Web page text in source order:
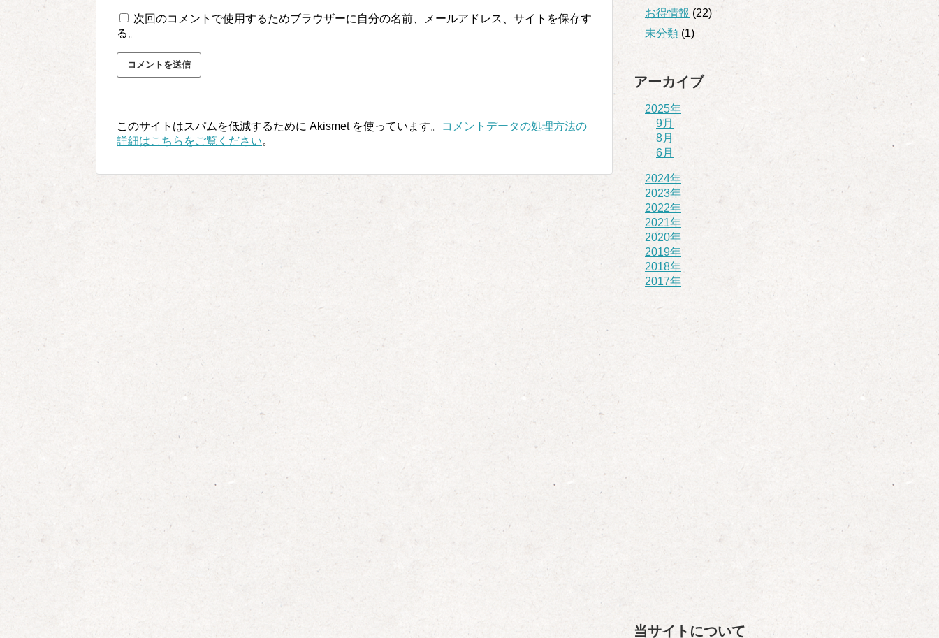
次回のコメントで使用するためブラウザーに自分の名前、メールアドレス、サイトを保存す
る。
このサイトはスパムを低減するために Akismet を使っています。
コメントデータの処理方法の
詳細はこちらをご覧ください。
お得情報 (22)
未分類 (1)
アーカイブ
2025年
9月
8月
6月
2024年
2023年
2022年
2021年
2020年
2019年
2018年
2017年
当サイトについて